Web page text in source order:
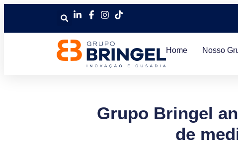
Home Nosso
Grupo Bringel
de